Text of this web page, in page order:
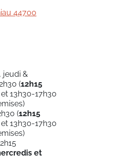
44700
jeudi &
(12h15
13h30-17h30
(12h15
13h30-17h30
et